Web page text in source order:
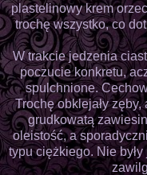
plastelinowy krem
trochę wszystko, co
W trakcie jedzenia
poczucie konkretu,
spulchnione.
Trochę obklejały zęby,
grudkowatą
oleistość, a
typu ciężkiego. Nie